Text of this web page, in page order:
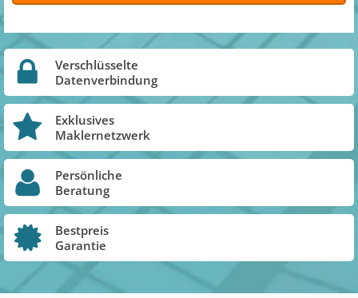
Verschlüsselte
Datenverbindung
Exklusives
Maklernetzwerk
Persönliche
Beratung
Bestpreis
Garantie